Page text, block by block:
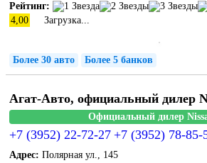
Рейтинг:
4,00
Загрузка...
Более 30 авто Более 5 банков
Агат-Авто, официальный дилер
Официальный дилер
+7 (3952) 22-72-27 +7 (3952) 78-85-
Адрес: Полярная ул., 145